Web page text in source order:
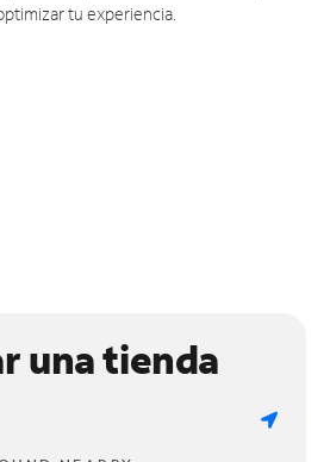
tu experiencia.
una tienda